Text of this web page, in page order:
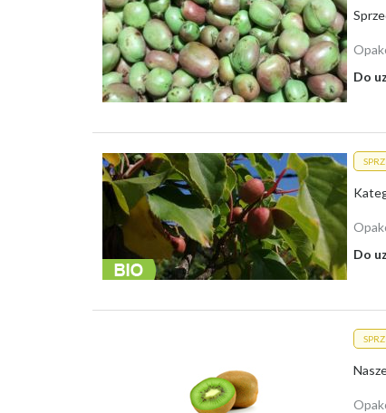
Skup Śląskie
Skup Świętokrzyskie
Skup Warmińsko-Mazurskie
Skup Wielkopolskie
Skup Zachodniopomorskie
Do
Do